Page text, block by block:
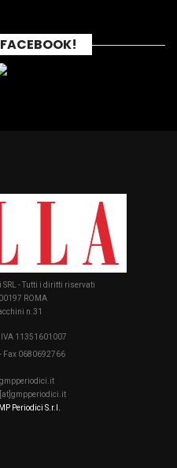
SRL - Tutti i diritti riservati
ROMA
n.31
11351601007
Fax 0680692766
Periodici S.r.l.